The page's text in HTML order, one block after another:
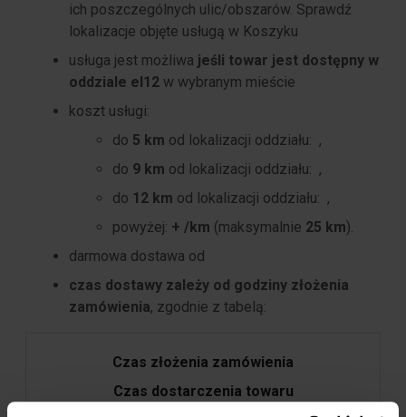
ich poszczególnych ulic/obszarów. Sprawdź
lokalizacje objęte usługą w Koszyku
usługa jest możliwa jeśli towar jest dostępny w
oddziale el12 w wybranym mieście
koszt usługi:
do 5 km od lokalizacji oddziału: ,
do 9 km od lokalizacji oddziału: ,
do 12 km od lokalizacji oddziału: ,
powyżej: + /km (maksymalnie 25 km).
darmowa dostawa od
czas dostawy zależy od godziny złożenia
zamówienia, zgodnie z tabelą:
Czas złożenia zamówienia
Czas dostarczenia towaru